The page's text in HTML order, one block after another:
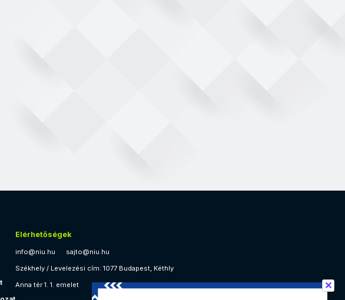
Elérhetőségek
info@niu.hu
sajto@niu.hu
Székhely / Levelezési cím: 1077 Budapest, Kéthly
Anna tér 1. 1. emelet
✕